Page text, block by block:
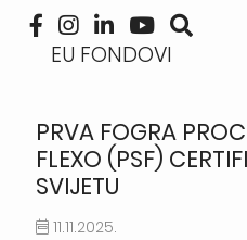
EU FONDOVI
PRVA FOGRA
FLEXO (PSF)
SVIJETU
11.11.2025.